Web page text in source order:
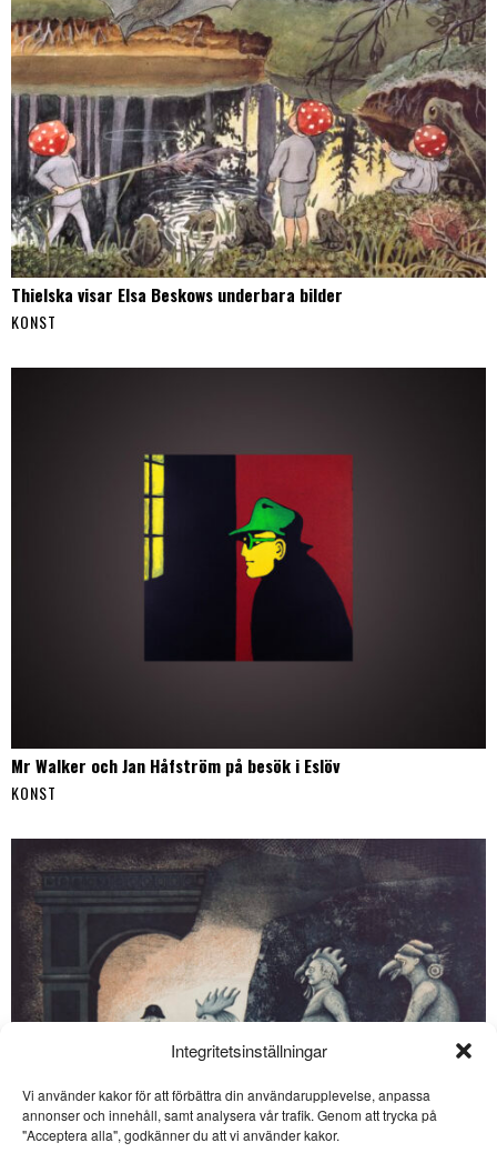
Integritetsinställningar
Vi använder kakor för att förbättra din användarupplevelse, anpassa
annonser och innehåll, samt analysera vår trafik. Genom att trycka på
"Acceptera alla", godkänner du att vi använder kakor.
Thielska visar Elsa Beskows underbara bilder
KONST
Mr Walker och Jan Håfström på besök i Eslöv
KONST
SE ÄVEN